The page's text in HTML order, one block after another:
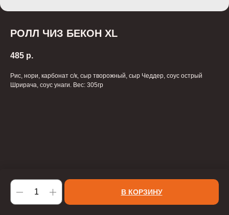
РОЛЛ ЧИЗ БЕКОН XL
485 р.
В КОРЗИНУ
Рис, нори, карбонат с/к, сыр творожный, сыр Чеддер, соус острый
Шрирача, соус унаги. Вес: 305гр